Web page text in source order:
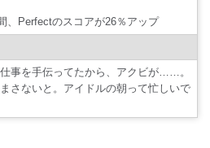
、Perfectのスコアが26％アップ
事を手伝ってたから、アクビが……。
さないと。アイドルの朝って忙しいで